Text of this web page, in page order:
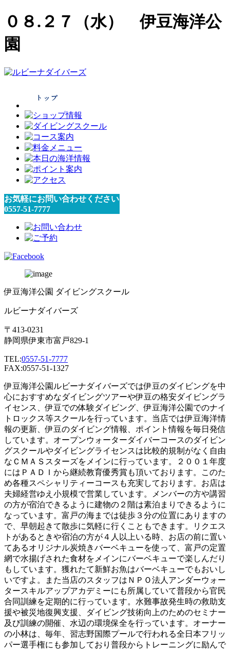
０８.２７（水） 伊豆海洋公
園
お気軽にお問い合わせください
0557-51-7777
伊豆海洋公園 ダイビングスクール
ルビーナダイバーズ
〒413-0231
静岡県伊東市富戸829-1
TEL:0557-51-7777
FAX:0557-51-1327
伊豆海洋公園ルビーナダイバーズでは伊豆のダイビングを中
心におすすめなダイビングツアーや伊豆の格安ダイビングラ
イセンス、伊豆での体験ダイビング、伊豆海洋公園でのナイ
トロックス等スクールを行っています。当店では伊豆海洋情
報の更新、伊豆のダイビング情報、ポイント情報を毎日発信
しています。オープンウォーターダイバーコースのダイビン
グスクールやダイビングライセンスは比較的規制がなく自由
なＣＭＡＳスターズをメインに行っています。２００１年度
にはＰＡＤＩから継続教育優秀賞も頂いております。このた
め各種スペシャリティーコースも充実しております。お店は
夫婦経営ゆえ小規模で営業しています。メンバーの方や講習
の方が宿泊できるように建物の２階は素泊まりできるように
なっています。富戸の海までは徒歩３分の位置にありますの
で、早朝起きて散歩に気軽に行くこともできます。リクエス
トがあるときや宿泊の方が４人以上いる時、お店の前に置い
てあるオリジナル炭焼きバーベキューを使って、富戸の定置
網で水揚げされた食材をメインにバーベキューで楽しんだり
もしています。獲れたて新鮮お魚はバーベキューでもおいし
いですよ。また当店のスタッフはＮＰＯ法人アンダーウォー
タースキルアップアカデミーにも所属していて普段から官民
合同訓練を定期的に行っています。水難事故発生時の救助支
援や被災地復興支援、ダイビング技術向上のためのセミナー
及び訓練の開催、水辺の環境保全を行っています。オーナー
の小林は、毎年、習志野国際プールで行われる全日本フリッ
パー選手権にも参加しており普段からトレーニングに励んで